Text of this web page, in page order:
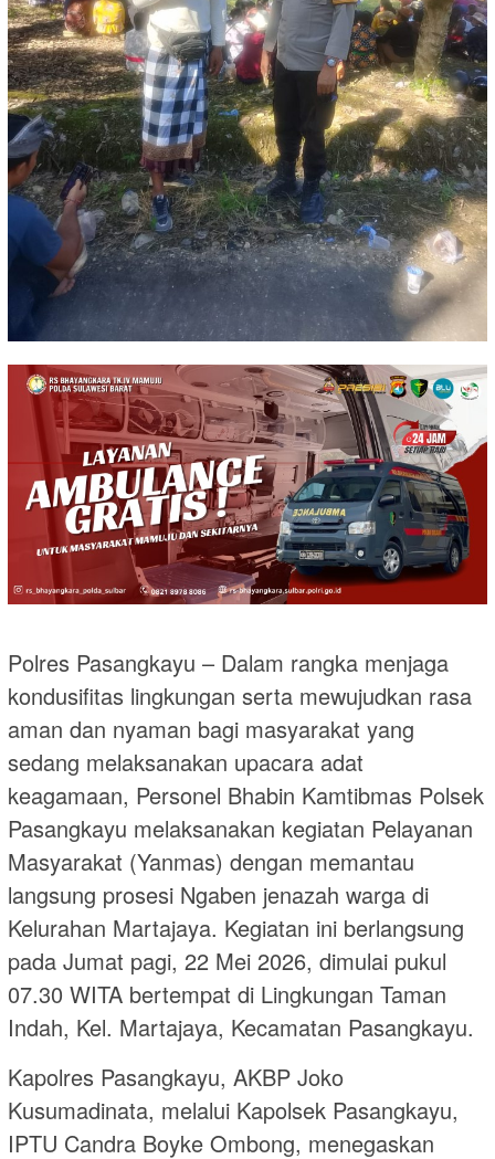
Polres Pasangkayu – Dalam rangka menjaga
kondusifitas lingkungan serta mewujudkan rasa
aman dan nyaman bagi masyarakat yang
sedang melaksanakan upacara adat
keagamaan, Personel Bhabin Kamtibmas Polsek
Pasangkayu melaksanakan kegiatan Pelayanan
Masyarakat (Yanmas) dengan memantau
langsung prosesi Ngaben jenazah warga di
Kelurahan Martajaya. Kegiatan ini berlangsung
pada Jumat pagi, 22 Mei 2026, dimulai pukul
07.30 WITA bertempat di Lingkungan Taman
Indah, Kel. Martajaya, Kecamatan Pasangkayu.
Kapolres Pasangkayu, AKBP Joko
Kusumadinata, melalui Kapolsek Pasangkayu,
IPTU Candra Boyke Ombong, menegaskan